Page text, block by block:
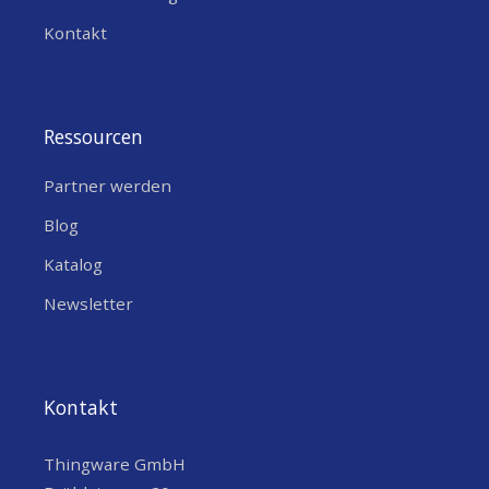
Kontakt
Ressourcen
Partner werden
Blog
Katalog
Newsletter
Kontakt
Thingware GmbH